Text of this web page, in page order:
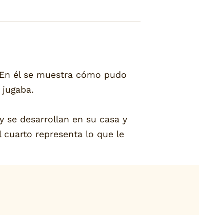
él se muestra cómo pudo
se desarrollan en su casa y
representa lo que le